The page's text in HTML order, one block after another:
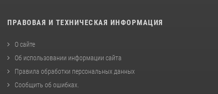
ПРАВОВАЯ И ТЕХНИЧЕСКАЯ ИНФОРМАЦИЯ
О сайте
Об использовании информации сайта
Правила обработки персональных данных
Сообщить об ошибках.